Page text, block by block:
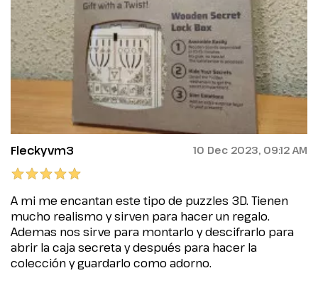
Fleckyvm3 10 Dec 2023, 09:12 AM
A mi me encantan este tipo de puzzles 3D. Tienen
mucho realismo y sirven para hacer un regalo.
Ademas nos sirve para montarlo y descifrarlo para
abrir la caja secreta y después para hacer la
colección y guardarlo como adorno.